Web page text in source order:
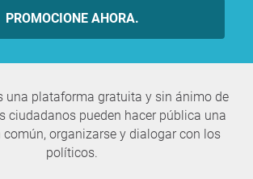
PROMOCIONE AHORA.
una plataforma gratuita y sin ánimo de
ciudadanos pueden hacer pública una
común, organizarse y dialogar con los
políticos.